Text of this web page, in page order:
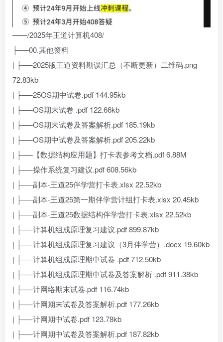
——/2025年王道计算机408/
├──00.其他资料
| ├──2025版王道资料勘误汇总（不断更新）二维码.png
72.83kb
| ├──25OS期中试卷.pdf 144.95kb
| ├──OS期末试卷 .pdf 122.66kb
| ├──OS期末试卷及答案解析.pdf 185.19kb
| ├──OS期中试卷及答案解析.pdf 205.22kb
| ├──【数据结构应用题】打卡表参考文档.pdf 6.88M
| ├──操作系统复习建议.pdf 608.56kb
| ├──副本-王道25伴学营打卡表.xlsx 22.52kb
| ├──副本-王道25第一期伴学营计组打卡表.xlsx 20.45kb
| ├──副本-王道25数据结构伴学营打卡表.xlsx 22.52kb
| ├──计算机组成原理复习建议.pdf 899.87kb
| ├──计算机组成原理复习建议（3月伴学营）.docx 19.60kb
| ├──计算机组成原理期中试卷 .pdf 712.50kb
| ├──计算机组成原理期中试卷及答案解析 .pdf 911.38kb
| ├──计网络期末试卷.pdf 116.74kb
| ├──计网期末试卷及答案解析.pdf 177.26kb
| ├──计网期中试卷.pdf 123.78kb
| ├──计网期中试卷及答案解析.pdf 187.82kb